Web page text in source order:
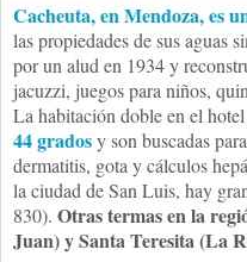
Cacheuta, en Mendoza, es
las propiedades de sus aguas
por un alud en 1934 y
jacuzzi, juegos para niños,
La habitación doble en el
44 gradosy son buscadas
dermatitis, gota y cálculos
la ciudad de San Luis, hay
830). Otras termas en la
Juan) y Santa Teresita (La